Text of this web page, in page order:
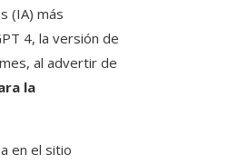
(IA) más
4, la versión de
al advertir de
la
en el sitio